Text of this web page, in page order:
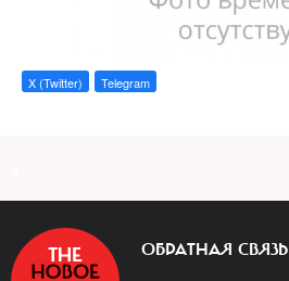
X (Twitter) Telegram
ОБРАТНАЯ СВЯЗЬ